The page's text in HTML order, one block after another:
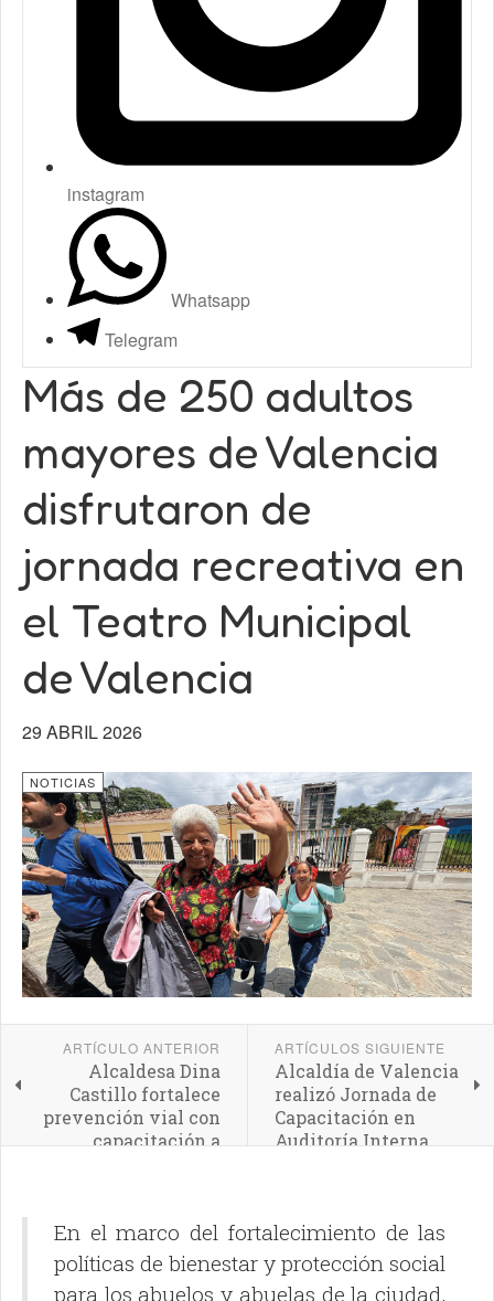
instagram
Whatsapp
Telegram
Más de 250 adultos
mayores de Valencia
disfrutaron de
jornada recreativa en
el Teatro Municipal
de Valencia
29 ABRIL 2026
NOTICIAS
ARTÍCULO ANTERIOR
Alcaldesa Dina
Castillo fortalece
prevención vial con
capacitación a
ARTÍCULOS SIGUIENTE
Alcaldía de Valencia
realizó Jornada de
Capacitación en
Auditoría Interna
En el marco del fortalecimiento de las
políticas de bienestar y protección social
para los abuelos y abuelas de la ciudad,